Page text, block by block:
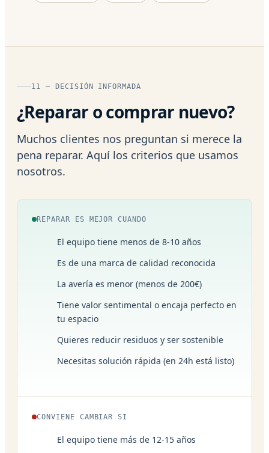
11 — DECISIÓN INFORMADA
¿Reparar o comprar nuevo?
Muchos clientes nos preguntan si merece la
pena reparar. Aquí los criterios que usamos
nosotros.
REPARAR ES MEJOR CUANDO
El equipo tiene menos de 8-10 años
Es de una marca de calidad reconocida
La avería es menor (menos de 200€)
Tiene valor sentimental o encaja perfecto en
tu espacio
Quieres reducir residuos y ser sostenible
Necesitas solución rápida (en 24h está listo)
CONVIENE CAMBIAR SI
El equipo tiene más de 12-15 años